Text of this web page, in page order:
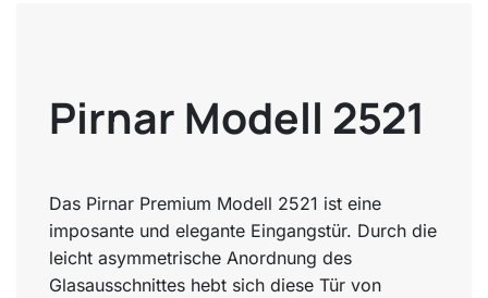
Pirnar Modell 2521
Das Pirnar Premium Modell 2521 ist eine
imposante und elegante Eingangstür. Durch die
leicht asymmetrische Anordnung des
Glasausschnittes hebt sich diese Tür von